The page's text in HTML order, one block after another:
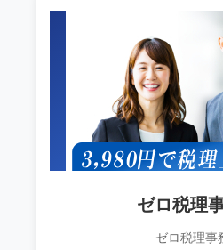
ゼロ税理
ゼロ税理事